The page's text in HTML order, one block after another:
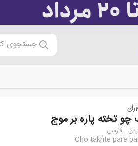
جستجوی
2رأی
چو تخته پاره بر موج
_ فارسی
Cho takhte pare